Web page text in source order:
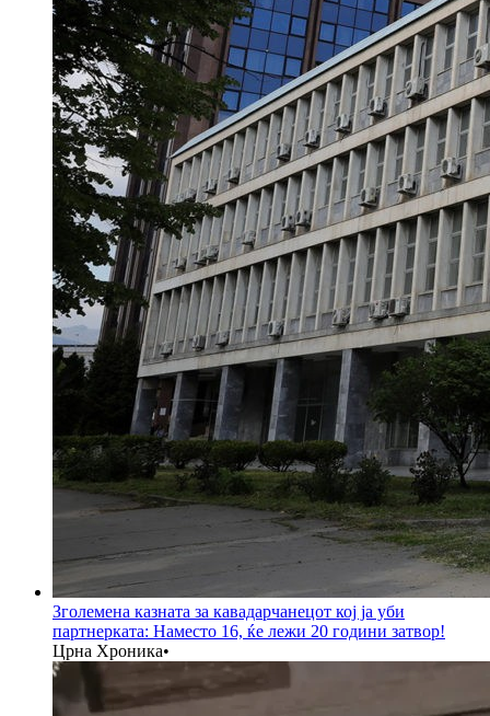
Зголемена казната за кавадарчанецот кој ја уби
партнерката: Наместо 16, ќе лежи 20 години затвор!
Црна Хроника•